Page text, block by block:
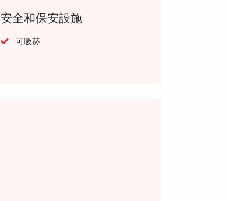
安全和保安設施
可吸菸